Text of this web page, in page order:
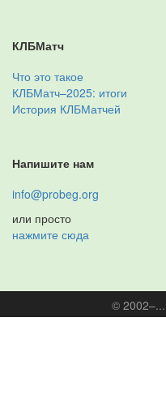
КЛБМатч
Что это такое
КЛБМатч–2025: итоги
История КЛБМатчей
Напишите нам
info@probeg.org
или просто
нажмите сюда
©